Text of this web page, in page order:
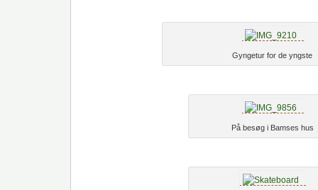
Gyngetur for de yngste
På besøg i Bamses hus